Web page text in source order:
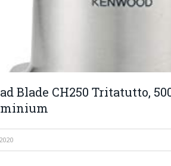
Blade CH250 Tritatutto,